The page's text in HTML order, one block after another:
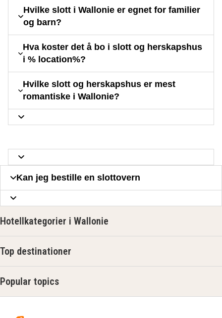
Hvilke slott i Wallonie er egnet for familier
og barn?
Hva koster det å bo i slott og herskapshus
i % location%?
Hvilke slott og herskapshus er mest
romantiske i Wallonie?
Kan jeg bestille en slottovern
Hotellkategorier i Wallonie
Top destinationer
Popular topics
Hotelspecials